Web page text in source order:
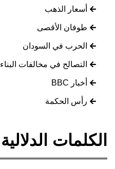
أسعار الذهب
طوفان الأقصى
الحرب في السودان
التصالح في مخالفات البناء
أخبار BBC
رأس الحكمة
الكلمات الدلالية